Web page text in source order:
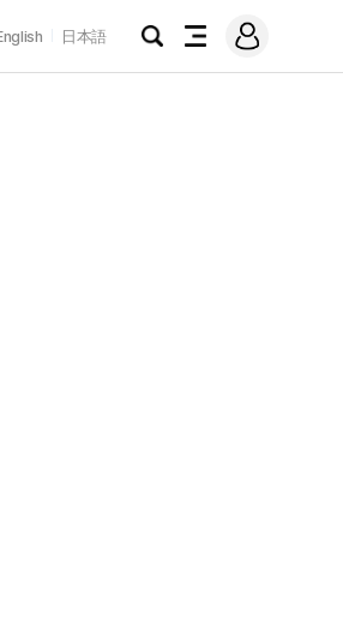
日本語
검
전
메
그